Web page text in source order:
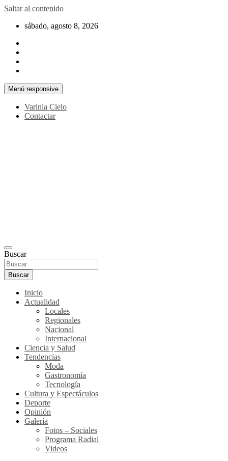
Saltar al contenido
sábado, agosto 8, 2026
Menú responsive
Varinia Cielo
Contactar
Buscar
Buscar
Inicio
Actualidad
Locales
Regionales
Nacional
Internacional
Ciencia y Salud
Tendencias
Moda
Gastronomía
Tecnología
Cultura y Espectáculos
Deporte
Opinión
Galería
Fotos – Sociales
Programa Radial
Videos